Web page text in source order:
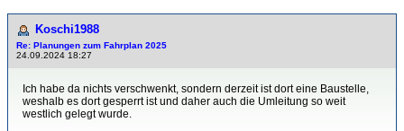
Koschi1988
Re: Planungen zum Fahrplan 2025
24.09.2024 18:27
Ich habe da nichts verschwenkt, sondern derzeit ist dort eine Baustelle,
weshalb es dort gesperrt ist und daher auch die Umleitung so weit
westlich gelegt wurde.